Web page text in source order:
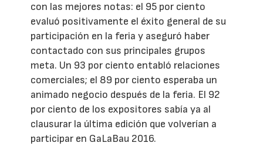
con las mejores notas: el 95 por ciento
evaluó positivamente el éxito general de su
participación en la feria y aseguró haber
contactado con sus principales grupos
meta. Un 93 por ciento entabló relaciones
comerciales; el 89 por ciento esperaba un
animado negocio después de la feria. El 92
por ciento de los expositores sabía ya al
clausurar la última edición que volverían a
participar en GaLaBau 2016.